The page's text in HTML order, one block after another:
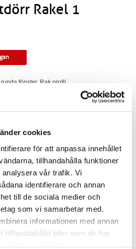
cookies
för att anpassa innehållet
tillhandahålla funktioner
vår trafik. Vi
identifierare och annan
till de sociala medier och
som vi samarbetar med.
informationen med annan
tillhandahållit eller som de har
Rakel 1
fönster. Rak profil.
som
finns som enkeldörr, pardörr
skjutdörr samt
du
andra tillval.
telefon
om du har
eller särskilda önskemål.
Dela